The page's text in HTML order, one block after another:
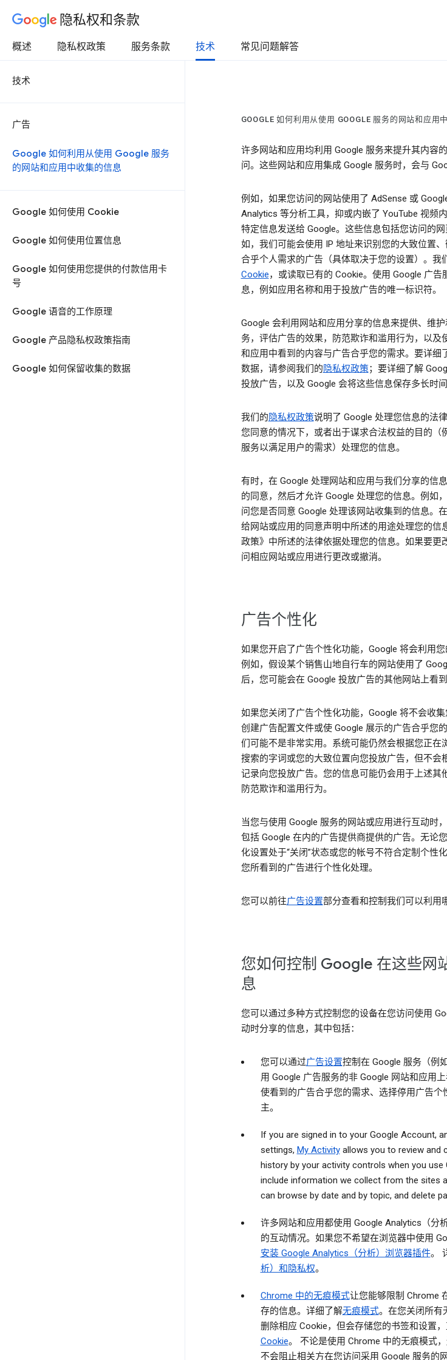
隐私权和条款
概述 隐私权政策 服务条款 技术 常见问题解答
技术
广告
Google 如何利用从使用 Google 服务
的网站和应用中收集的信息
Google 如何使用 Cookie
Google 如何使用位置信息
Google 如何使用您提供的付款信用卡
号
Google 语音的工作原理
Google 产品隐私权政策指南
Google 如何保留收集的数据
GOOGLE 如何利用从使用 GOOGLE 服务的网站和应用
许多网站和应用均利用 Google 服务来提升其内容
问。这些网站和应用集成 Google 服务时，会与
例如，如果您访问的网站使用了 AdSense 或
Analytics 等分析工具，抑或内嵌了 YouTube 视频
特定信息发送给 Google。这些信息包括您访问的
如，我们可能会使用 IP 地址来识别您的大致位置
合乎个人需求的广告（具体取决于您的设置）。我
Cookie，或读取已有的 Cookie。使用 Google 广
息，例如应用名称和用于投放广告的唯一标识符。
Google 会利用网站和应用分享的信息来提供、维
务，评估广告的效果，防范欺诈和滥用行为，以及
和应用中看到的内容与广告合乎您的需求。要详细
数据，请参阅我们的隐私权政策；要详细了解
投放广告，以及 Google 会将这些信息保存多长时
我们的隐私权政策说明了 Google 处理您信息的法
您同意的情况下，或者出于谋求合法权益的目的（
服务以满足用户的需求）处理您的信息。
有时，在 Google 处理网站和应用与我们分享的信
的同意，然后才允许 Google 处理您的信息。例如
问您是否同意 Google 处理该网站收集到的信息。
给网站或应用的同意声明中所述的用途处理您的信
政策》中所述的法律依据处理您的信息。如果要更
问相应网站或应用进行更改或撤消。
广告个性化
如果您开启了广告个性化功能，Google 将会利用您
例如，假设某个销售山地自行车的网站使用了
后，您可能会在 Google 投放广告的其他网站上看
如果您关闭了广告个性化功能，Google 将不会收
创建广告配置文件或使 Google 展示的广告合乎您
们可能不是非常实用。系统可能仍然会根据您正在
搜索的字词或您的大致位置向您投放广告，但不会
记录向您投放广告。您的信息可能仍会用于上述其
防范欺诈和滥用行为。
当您与使用 Google 服务的网站或应用进行互动时
包括 Google 在内的广告提供商提供的广告。无论
化设置处于“关闭”状态或您的帐号不符合定制个性
您所看到的广告进行个性化处理。
您可以前往广告设置部分查看和控制我们可以利用
您如何控制 Google 在这些网
息
您可以通过多种方式控制您的设备在您访问使用
动时分享的信息，其中包括：
您可以通过广告设置控制在 Google 服务（例
用 Google 广告服务的非 Google 网站和应用
使看到的广告合乎您的需求、选择停用广告
主。
If you are signed in to your Google Account,
settings, My Activityallows you to review and
history by your activity controls when you use
include information we collect from the sites
can browse by date and by topic, and delete
许多网站和应用都使用 Google Analytics（分
的互动情况。如果您不希望在浏览器中使用
安装 Google Analytics（分析）浏览器插件。
析）和隐私权。
Chrome 中的无痕模式让您能够限制 Chrome
存的信息。详细了解无痕模式。在您关闭所有
删除相应 Cookie，但会存储您的书签和设置
Cookie。 不论是使用 Chrome 中的无痕模式
不会阻止相关方在您访问采用 Google 服务的